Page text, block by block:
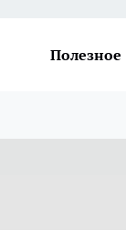
Полезное